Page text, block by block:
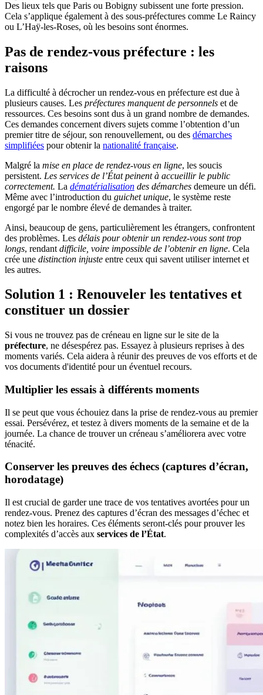
Des lieux tels que Paris ou Bobigny subissent une forte pression.
Cela s’applique également à des sous-préfectures comme Le Raincy
ou L’Haÿ-les-Roses, où les besoins sont énormes.
Pas de rendez-vous préfecture : les
raisons
La difficulté à décrocher un rendez-vous en préfecture est due à
plusieurs causes. Les préfectures manquent de personnels et de
ressources. Ces besoins sont dus à un grand nombre de demandes.
Ces demandes concernent divers sujets comme l’obtention d’un
premier titre de séjour, son renouvellement, ou des démarches
simplifiées pour obtenir la nationalité française.
Malgré la mise en place de rendez-vous en ligne, les soucis
persistent. Les services de l’État peinent à accueillir le public
correctement. La dématérialisation des démarches demeure un défi.
Même avec l’introduction du guichet unique, le système reste
engorgé par le nombre élevé de demandes à traiter.
Ainsi, beaucoup de gens, particulièrement les étrangers, confrontent
des problèmes. Les délais pour obtenir un rendez-vous sont trop
longs, rendant difficile, voire impossible de l’obtenir en ligne. Cela
crée une distinction injuste entre ceux qui savent utiliser internet et
les autres.
Solution 1 : Renouveler les tentatives et
constituer un dossier
Si vous ne trouvez pas de créneau en ligne sur le site de la
préfecture, ne désespérez pas. Essayez à plusieurs reprises à des
moments variés. Cela aidera à réunir des preuves de vos efforts et de
vos documents d'identité pour un éventuel recours.
Multiplier les essais à différents moments
Il se peut que vous échouiez dans la prise de rendez-vous au premier
essai. Persévérez, et testez à divers moments de la semaine et de la
journée. La chance de trouver un créneau s’améliorera avec votre
ténacité.
Conserver les preuves des échecs (captures d’écran,
horodatage)
Il est crucial de garder une trace de vos tentatives avortées pour un
rendez-vous. Prenez des captures d’écran des messages d’échec et
notez bien les horaires. Ces éléments seront-clés pour prouver les
complexités d’accès aux services de l’État.